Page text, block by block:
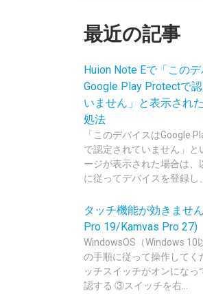
最近の記事
Huion Note Eで「この
Google Play Protectで
いません」と表示され
処法
「このデバイスはGoogle
で認定されていません」と
ージが表示された場合は、
に従ってデバイスを登録し
タッチ機能が効きませ
Pro 19/Kamvas Pro 27)
WindowsOS（Windows 10
の手順に従って操作してく
ッチスイッチがオンになっ
認する ③スイッチを右...